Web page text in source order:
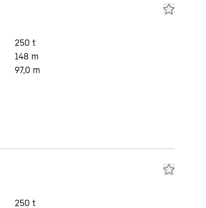
250 t
148 m
97,0 m
250 t